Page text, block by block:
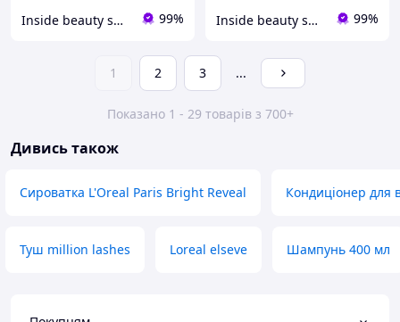
Inside beauty shop 99% Inside beauty shop 99%
1 2 3 ...
Показано 1 - 29 товарів з 700+
Дивись також
Сироватка L'Oreal Paris Bright Reveal Кондиціонер для
Туш million lashes Loreal elseve Шампунь 400 мл